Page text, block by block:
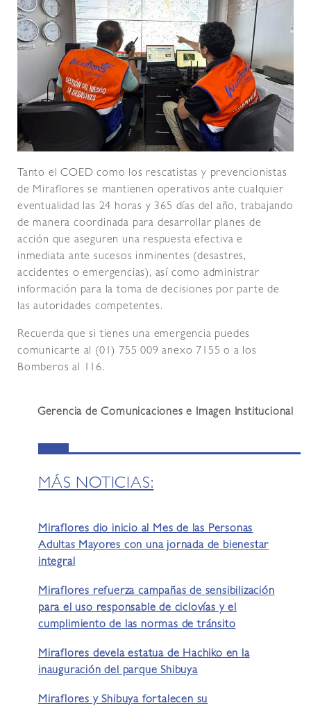
Tanto el COED como los rescatistas y prevencionistas
de Miraflores se mantienen operativos ante cualquier
eventualidad las 24 horas y 365 días del año, trabajando
de manera coordinada para desarrollar planes de
acción que aseguren una respuesta efectiva e
inmediata ante sucesos inminentes (desastres,
accidentes o emergencias), así como administrar
información para la toma de decisiones por parte de
las autoridades competentes.
Recuerda que si tienes una emergencia puedes
comunicarte al (01) 755 009 anexo 7155 o a los
Bomberos al 116.
Gerencia de Comunicaciones e Imagen Institucional
MÁS NOTICIAS:
Miraflores dio inicio al Mes de las Personas
Adultas Mayores con una jornada de bienestar
integral
Miraflores refuerza campañas de sensibilización
para el uso responsable de ciclovías y el
cumplimiento de las normas de tránsito
Miraflores devela estatua de Hachiko en la
inauguración del parque Shibuya
Miraflores y Shibuya fortalecen su